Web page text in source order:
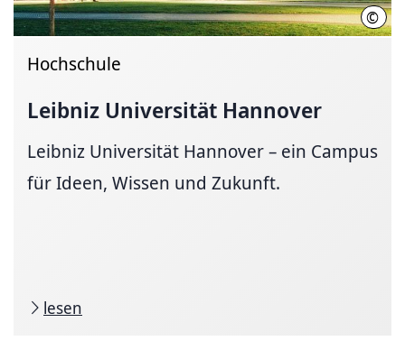
©
Hochschule
Leibniz Universität Hannover
Leibniz Universität Hannover – ein Campus
für Ideen, Wissen und Zukunft.
lesen